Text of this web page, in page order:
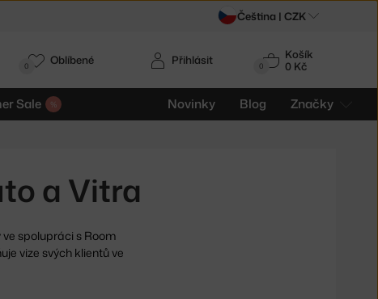
0
Košík
0 Kč
Sale Novinky Blog Značky
Přihlásit
0 Oblíbené
a Vitra
ve spolupráci s Room
vize svých klientů ve
Čeština | CZK